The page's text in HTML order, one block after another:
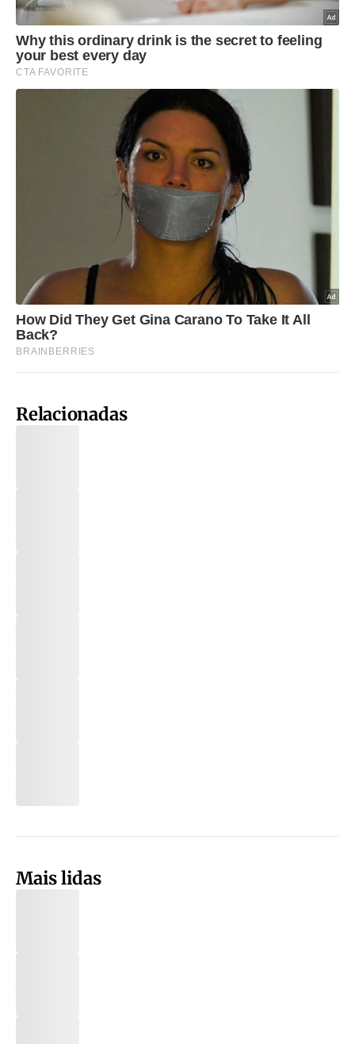
Relacionadas
Mais lidas